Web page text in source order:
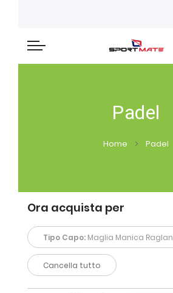
Padel
Home Padel
Ora acquista per
Tipo Capo: Maglia Manica Raglan
Cancella tutto